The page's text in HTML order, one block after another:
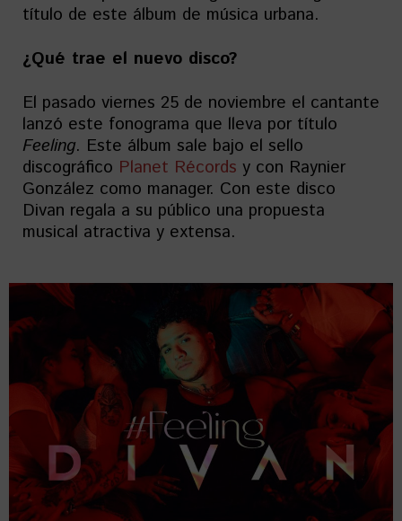
título de este álbum de música urbana.
¿Qué trae el nuevo disco?
El pasado viernes 25 de noviembre el cantante
lanzó este fonograma que lleva por título
Feeling. Este álbum sale bajo el sello
discográfico Planet Récords y con Raynier
González como manager. Con este disco
Divan regala a su público una propuesta
musical atractiva y extensa.